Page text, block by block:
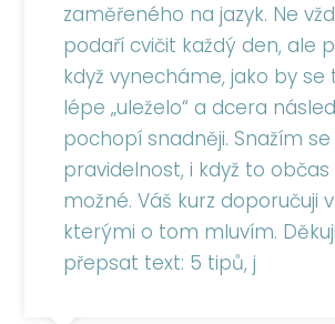
zaměřeného na jazyk. Ne
podaří cvičit každý den, ale
když vynecháme, jako by
lépe „uleželo“ a dcera
pochopí snadněji. Snažím
pravidelnost, i když to
možné. Váš kurz doporučuji
kterými o tom mluvím.
přepsat text: 5 tipů, j